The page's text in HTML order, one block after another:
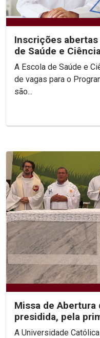
Inscrições
de Saúde e
A Escola de Saúde e
de vagas para o
são...
Missa de
presidida, pela
Reitor, Pe. Carlos
A Universidade